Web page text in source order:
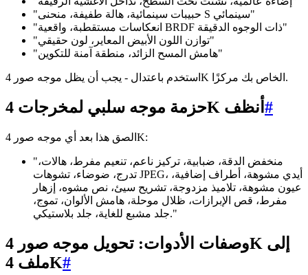
"حبيبات سينمائية، هالة طفيفة، منحنى S سينمائي"
"انعكاسات مستقطبة، واقعية BRDF ذات الوجوه الدقيقة"
"توازن اللون الأبيض المعاير، لون حقيقي"
"هامش المسح الزائد، منطقة آمنة للتكوين"
استخدم باعتدال - يجب أن يظل موجه صور 4K الخاص بك مركزًا.
حزمة موجه سلبي لمخرجات 4K أنظف #
الصق هذا بعد أي موجه صور 4K:
"منخفض الدقة، ضبابية، تركيز ناعم، تنعيم مفرط، هالات،
تدرج، ضوضاء، تشوهات JPEG، أيدي مشوهة، أطراف إضافية،
عيون مشوهة، تلاميذ مزدوجة، تشريح سيئ، نص مشوه، إزهار
مفرط، قص الإبرازات، ظلال موحلة، هامش الألوان، تموج،
جلد مشبع للغاية، جلد بلاستيكي."
وصفات الأدوات: تحويل موجه صور 4K إلى
ملف 4K#